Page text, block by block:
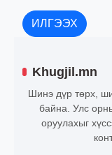
ИЛГЭЭХ
Khugjil.mn
Шинэ дүр төрх,
байна. Улс
оруулахыг